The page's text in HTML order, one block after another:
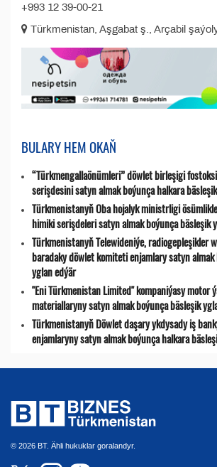
+993 12 39-00-21
Türkmenistan, Aşgabat ş., Arçabil
BULARY HEM OKAŇ
“Türkmengallaönümleri” döwlet birleşigi
serişdesini satyn almak boýunça halkara
Türkmenistanyň Oba hojalyk ministrligi
himiki serişdeleri satyn almak boýunça bäsleşik
Türkmenistanyň Telewideniýe, radio­gepleşikler
baradaky döwlet komiteti enjamlary satyn
yglan edýär
"Eni Türkmenistan Limited" kompaniýasy motor
materiallaryny satyn almak boýunça bäsleşik
Türkmenistanyň Döwlet daşary ykdysady iş
enjamlaryny satyn almak boýunça halkara
© 2026 BT. Ähli hukuklar goralandyr.